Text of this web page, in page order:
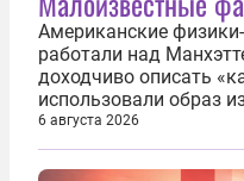
Американские
работали над
доходчиво описать
использовали образ
тысячи солнц пылало
японских городов
которых США в
6 августа 2026